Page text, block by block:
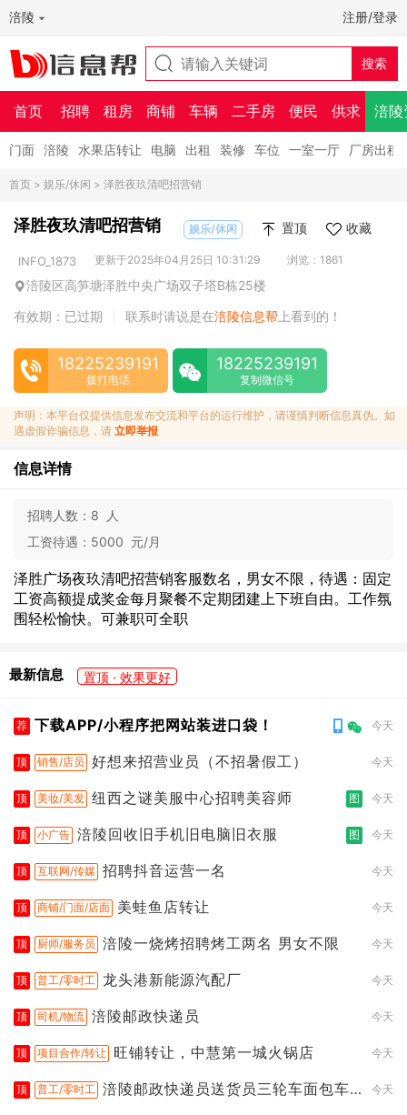
涪陵 注册/登录
首页 招聘 租房 商铺 车辆 二手房 便民 供求 涪陵
门面 涪陵 水果店转让 电脑 出租 装修 车位 一室一厅 厂房出租
首页 > 娱乐/休闲 > 泽胜夜玖清吧招营销
泽胜夜玖清吧招营销 娱乐/休闲 置顶 收藏
INFO_1873 更新于2025年04月25日 10:31:29 浏览：1861
涪陵区高笋塘泽胜中央广场双子塔B栋25楼
有效期：已过期
联系时请说是在涪陵信息帮 上看到的！
18225239191
拨打电话
18225239191
复制微信号
声明：本平台仅提供信息发布交流和平台的运行维护，请谨慎判断信息真伪。如
遇虚假诈骗信息，请 立即举报
信息详情
招聘人数： 8 人
工资待遇： 5000 元/月
泽胜广场夜玖清吧招营销客服数名，男女不限，待遇：固定
工资高额提成奖金每月聚餐不定期团建上下班自由。工作氛
围轻松愉快。可兼职可全职
最新信息 置顶 · 效果更好
荐 下载APP/小程序把网站装进口袋！ 今天
顶 销售/店员 好想来招营业员（不招暑假工） 今天
顶 美妆/美发 纽西之谜美服中心招聘美容师 图 今天
顶 小广告 涪陵回收旧手机旧电脑旧衣服 图 今天
顶 互联网/传媒 招聘抖音运营一名 今天
顶 商铺/门面/店面 美蛙鱼店转让 今天
顶 厨师/服务员 涪陵一烧烤招聘烤工两名 男女不限 今天
顶 普工/零时工 龙头港新能源汽配厂 今天
顶 司机/物流 涪陵邮政快递员 今天
顶 项目合作/转让 旺铺转让，中慧第一城火锅店 今天
顶 普工/零时工 涪陵邮政快递员送货员三轮车面包车
今天